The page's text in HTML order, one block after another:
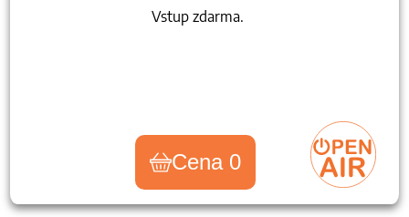
Vstup zdarma.
Cena 0